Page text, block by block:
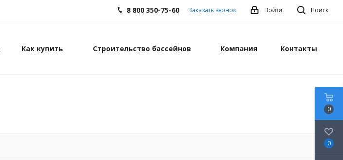
Поиск
Войти
8 800 350-75-60 Заказать звонок
Как купить Строительство бассейнов Компания Контакты
0
0